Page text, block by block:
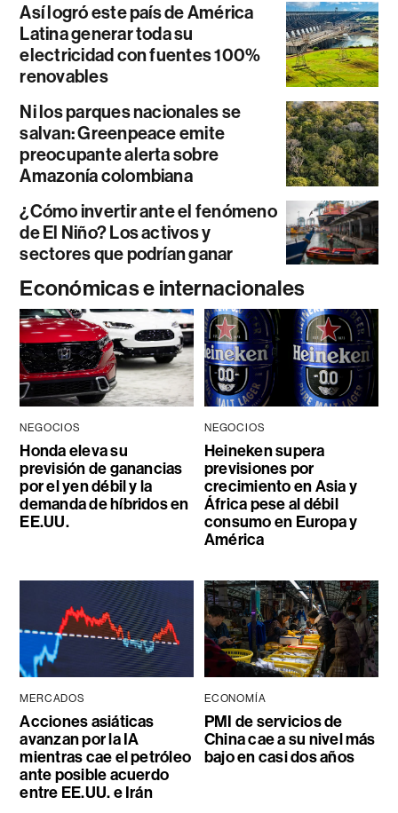
Así logró este país de América
Latina generar toda su
electricidad con fuentes 100%
renovables
Ni los parques nacionales se
salvan: Greenpeace emite
preocupante alerta sobre
Amazonía colombiana
¿Cómo invertir ante el fenómeno
de El Niño? Los activos y
sectores que podrían ganar
Económicas e internacionales
NEGOCIOS
Honda eleva su
previsión de ganancias
por el yen débil y la
demanda de híbridos en
EE.UU.
NEGOCIOS
Heineken supera
previsiones por
crecimiento en Asia y
África pese al débil
consumo en Europa y
América
MERCADOS
Acciones asiáticas
avanzan por la IA
mientras cae el petróleo
ante posible acuerdo
entre EE.UU. e Irán
ECONOMÍA
PMI de servicios de
China cae a su nivel más
bajo en casi dos años